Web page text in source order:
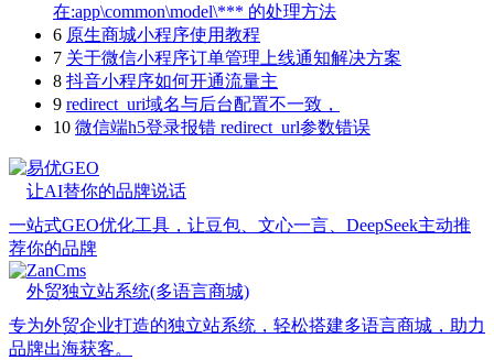
在:app\common\model\*** 的处理方法
6 原生商城小程序使用教程
7 关于微信小程序订单管理上线通知解决方案
8 抖音小程序如何开通流量主
9 redirect_uri域名与后台配置不一致，
10 微信端h5登录报错 redirect_url参数错误
易优GEO
让AI替你的品牌说话
一站式GEO优化工具，让豆包、文心一言、DeepSeek主动推
荐你的品牌
ZanCms
外贸独立站系统(多语言商城)
专为外贸企业打造的独立站系统，轻松搭建多语言商城，助力
品牌出海获客。